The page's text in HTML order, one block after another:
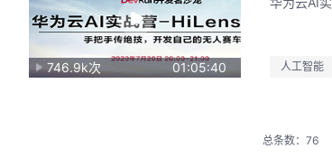
746.9k次 01:05:40 人工智能
总条数：76